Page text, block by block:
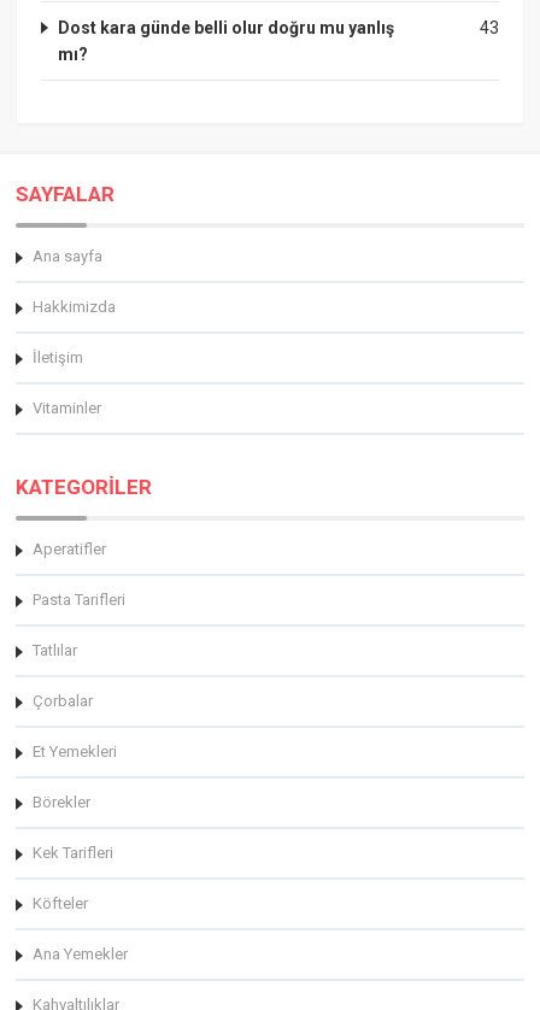
43
Dost kara günde belli olur doğru mu yanlış
mı?
SAYFALAR
Ana sayfa
Hakkimizda
İletişim
Vitaminler
KATEGORİLER
Aperatifler
Pasta Tarifleri
Tatlılar
Çorbalar
Et Yemekleri
Börekler
Kek Tarifleri
Köfteler
Ana Yemekler
Kahvaltılıklar